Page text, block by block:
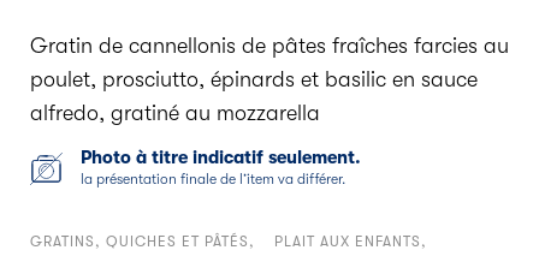
Gratin de cannellonis de pâtes fraîches farcies au
poulet, prosciutto, épinards et basilic en sauce
alfredo, gratiné au mozzarella
Photo à titre indicatif seulement.
la présentation finale de l’item va différer.
GRATINS, QUICHES ET PÂTÉS PLAIT AUX ENFANTS